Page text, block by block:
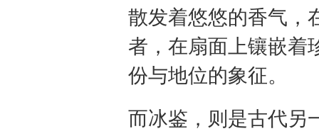
散发着悠悠的香气，
者，在扇面上镶嵌着
份与地位的象征。
而冰鉴，则是古代另